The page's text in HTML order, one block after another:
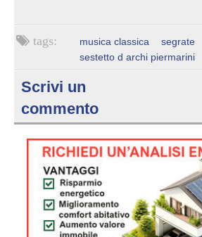
musica classica
segrate
sestetto d archi piermarini
Scrivi un
commento